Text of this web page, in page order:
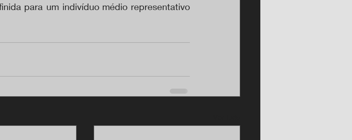
para um indivíduo médio representativo